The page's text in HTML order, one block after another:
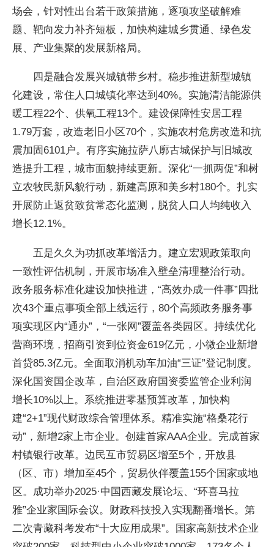
场会，针对性出台若干政策措施，逐项攻坚破解难
题、靶向发力补齐短板，加快构建城乡贯通、绿色发
展、产业集聚的发展新格局。
四是融合发展兴城镇带乡村。稳步推进新型城镇
化建设，常住人口城镇化率达到40%。实施清洁能源供
暖工程22个、供氧工程13个。建设保障性安居工程
1.79万套，改造老旧小区70个，实施农村危房改造和抗
震加固6101户。有序实施拉萨八廓古城保护与旧城改
造提升工程，城市面貌持续更新。深化“一抓两促”和树
立农牧民新风貌行动，新建高原和美乡村180个。扎实
开展防止返贫致贫常态化监测，脱贫人口人均纯收入
增长12.1%。
五是久久为功抓改革增活力。建立宏观政策取向
一致性评估机制，开展市场准入壁垒清理整治行动。
政务服务标准化建设加快推进，“高效办成一件事”四批
次43个重点事项全部上线运行，80个高频政务服务事
项实现区内“通办”，“一张网”覆盖各类园区。持续优化
营商环境，招商引资到位资金619亿元，小微企业新增
首贷85.3亿元。全面取消机动车加油“三证”登记制度。
深化国资国企改革，自治区政府国资委监管企业利润
增长10%以上。系统推进零基预算改革，加快构
建“2+1”现代财政综合管理体系。精准实施“格桑花行
动”，新增2家上市企业。创建首家AAA企业。完成首家
村镇银行改革。边民互市贸易区增至5个，开放县
（区、市）增加至45个，贸易伙伴覆盖155个国家或地
区。成功举办2025·中国西藏发展论坛、“环喜马拉
雅”企业家国际会议。财政科技投入实现翻番增长。第
二次青藏科考发布“十大应用成果”。国家高新技术企业